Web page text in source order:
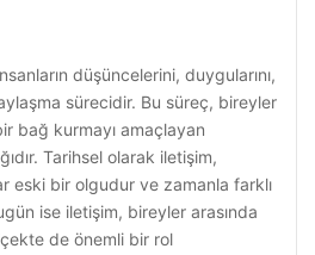
düşüncelerini, duygularını,
sürecidir. Bu süreç, bireyler
bağ kurmayı amaçlayan
Tarihsel olarak iletişim,
eski bir olgudur ve zamanla farklı
ise iletişim, bireyler arasında
de önemli bir rol